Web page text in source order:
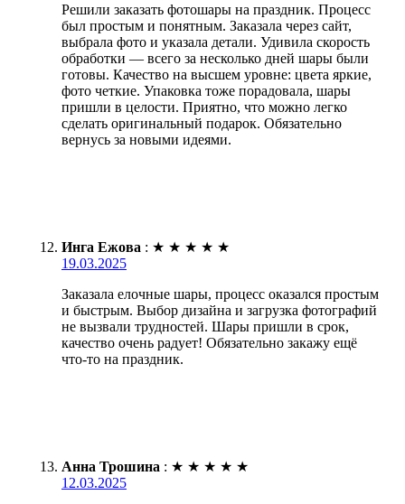
Решили заказать фотошары на праздник. Процесс
был простым и понятным. Заказала через сайт,
выбрала фото и указала детали. Удивила скорость
обработки — всего за несколько дней шары были
готовы. Качество на высшем уровне: цвета яркие,
фото четкие. Упаковка тоже порадовала, шары
пришли в целости. Приятно, что можно легко
сделать оригинальный подарок. Обязательно
вернусь за новыми идеями.
Инга Ежова : ★ ★ ★ ★ ★
19.03.2025
Заказала елочные шары, процесс оказался простым
и быстрым. Выбор дизайна и загрузка фотографий
не вызвали трудностей. Шары пришли в срок,
качество очень радует! Обязательно закажу ещё
что-то на праздник.
Анна Трошина : ★ ★ ★ ★ ★
12.03.2025